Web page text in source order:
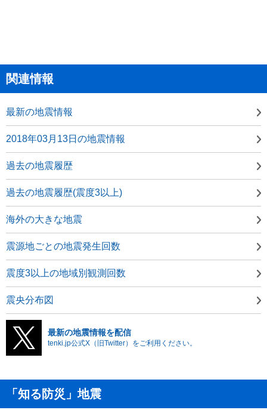
関連情報
最新の地震情報
2018年03月13日の地震情報
過去の地震履歴
過去の地震履歴(震度3以上)
海外の大きな地震
震源地ごとの地震発生回数
震度3以上の地域別観測回数
震央分布図
最新の地震情報を配信
tenki.jp公式X（旧Twitter）をご利用ください。
「知る防災」地震